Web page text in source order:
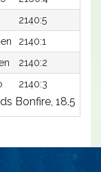
2140:5
2140:1
2140:2
2140:3
Bonfire, 18.5